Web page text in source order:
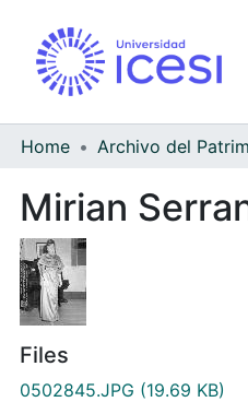
Home
Mirian
Files
0502845.JPG (19.69 KB)